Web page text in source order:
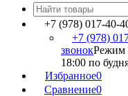
+7 (978) 017-40-
+7 (978)
звонокРежим
18:00 по
Избранное0
Сравнение0